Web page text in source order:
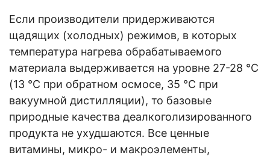
Если производители придерживаются
щадящих (холодных) режимов, в которых
температура нагрева обрабатываемого
материала выдерживается на уровне 27-28 °C
(13 °C при обратном осмосе, 35 °C при
вакуумной дистилляции), то базовые
природные качества деалкоголизированного
продукта не ухудшаются. Все ценные
витамины, микро- и макроэлементы,